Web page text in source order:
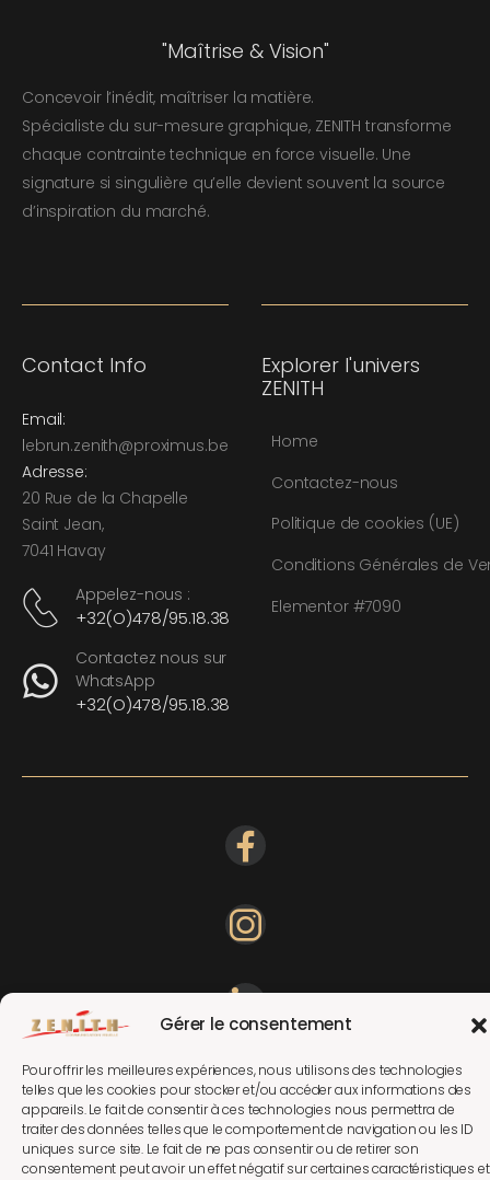
Gérer le consentement
Pour offrir les meilleures expériences, nous utilisons des technologies
telles que les cookies pour stocker et/ou accéder aux informations des
appareils. Le fait de consentir à ces technologies nous permettra de
traiter des données telles que le comportement de navigation ou les ID
uniques sur ce site. Le fait de ne pas consentir ou de retirer son
consentement peut avoir un effet négatif sur certaines caractéristiques et
"Maîtrise & Vision"
Concevoir l’inédit, maîtriser la matière.
Spécialiste du sur-mesure graphique, ZENITH transforme
chaque contrainte technique en force visuelle. Une
signature si singulière qu’elle devient souvent la source
d’inspiration du marché.
Contact Info
Email:
lebrun.zenith@proximus.be
Adresse:
20 Rue de la Chapelle
Saint Jean,
7041 Havay
Appelez-nous :
+32(O)478/95.18.38
Contactez nous sur
WhatsApp
+32(O)478/95.18.38
Explorer l'univers
ZENITH
Home
Contactez-nous
Politique de cookies (UE)
Conditions Générales de
Elementor #7090